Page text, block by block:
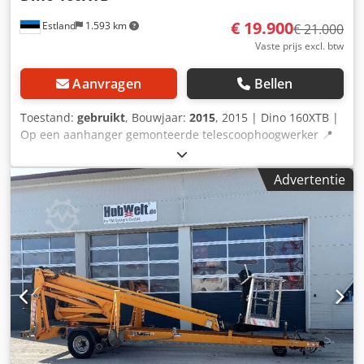
Estland 1.593 km € 19.900€ 21.000
Vaste prijs excl. btw
Aanvragen Bellen
Toestand: gebruikt, Bouwjaar: 2015, 2015 | Dino 160XTB |
Op een aanhanger gemonteerde telescoophoogwerker 📍
Locatie: Estland 🚛 Levering mogelijk tot uw locatie –
gebruik onze verzendcalculator om de transportkosten te
schatten! 💰 Koop nu voor € 19.900 of doe een bod.
Betaling bij levering mogelijk tegen een redelijke
vergoeding (onder voorbehoud van goedkeuring)* 👷‍♂️
Geïnspecteerd door een onafhankelijke deskundige 37
inspectiepunten, 35 goedgekeurd ✅, 2 met opmerkingen ℹ️,
0 gebreken ⚠️ Dodjzkuubjpfx Acdock 📌 Opmerkingen van
de inspecteur: De batterij is in augustus 2025 vervangen
en is nieuw. Een batterijtest is uitgevoerd op 16 januari
2026 en de batterij is op dat moment als in uitstekende
staat bevonden. 7/10. De hoogwerker functioneert. Tijdens
de inspectie is een elektrische stroombron gebruikt. De
Advertentie